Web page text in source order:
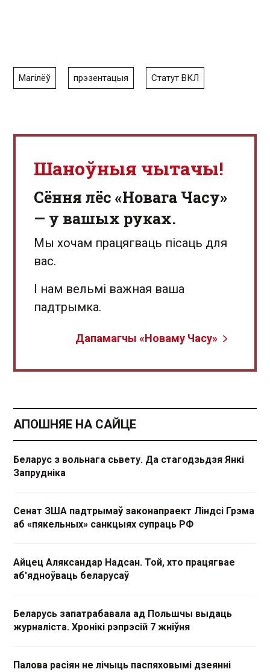
Магілёў прэзентацыя Статут ВКЛ
Шаноўныя чытачы!
Сёння лёс «Новага Часу»
— у вашых руках.
Мы хочам працягваць пісаць для
вас.
І нам вельмі важная ваша
падтрымка.
Дапамагчы «Новаму Часу»
АПОШНЯЕ НА САЙЦЕ
Беларус з вольнага сьвету. Да стагодзьдзя Янкі
Запрудніка
Сенат ЗША падтрымаў законапраект Ліндсі Грэма
аб «пякельных» санкцыях супраць РФ
Айцец Аляксандар Надсан. Той, хто працягвае
аб'ядноўваць беларусаў
Беларусь запатрабавала ад Польшчы выдаць
журналіста. Хронікі рэпрэсій 7 жніўня
Палова расіян не лічыць паспяховымі дзеянні